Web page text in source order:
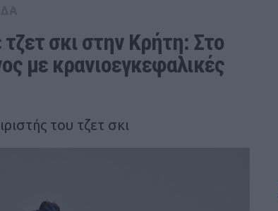
σκι στην Κρήτη: Στο
με κρανιοεγκεφαλικές
του τζετ σκι